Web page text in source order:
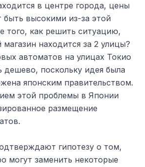
в центре города, цены
быть высокими из-за этой
того, как решить ситуацию,
находится за 2 улицы?
автоматов на улицах Токио
дешево, поскольку идея была
японским правительством.
этой проблемы в Японии
размещение
гипотезу о том,
могут заменить некоторые